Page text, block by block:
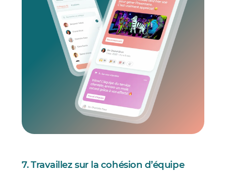
7. Travaillez sur la cohésion d’équipe